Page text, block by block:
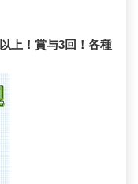
上！賞与3回！各種